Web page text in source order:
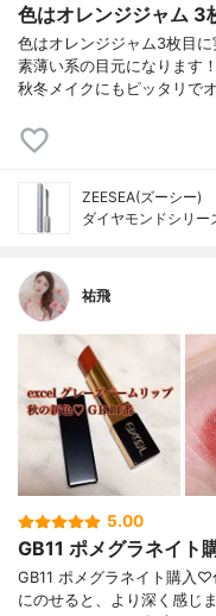
色はオレンジジャム 3
色はオレンジジャム3枚目
素薄い系の目元になります
秋冬メイクにもピッタリで
ZEESEA(ズーシー)
ダイヤモンドシリー
祐飛
5.00
GB11 ポメグラネイト
GB11 ポメグラネイト購入
にのせると、より深く感じ